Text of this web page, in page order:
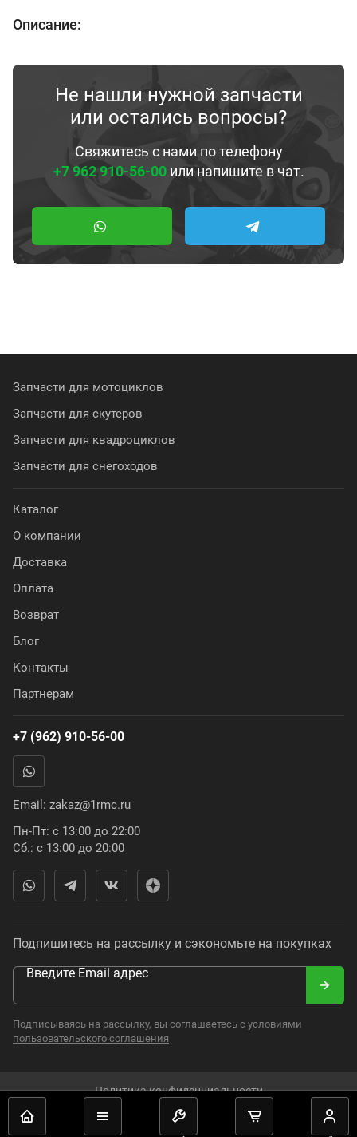
Описание:
Не нашли нужной запчасти
или остались вопросы?
Свяжитесь с нами по телефону
+7 962 910-56-00или напишите в чат.
Запчасти для мотоциклов
Запчасти для скутеров
Запчасти для квадроциклов
Запчасти для снегоходов
Каталог
О компании
Доставка
Оплата
Возврат
Блог
Контакты
Партнерам
+7 (962) 910-56-00
Email: zakaz@1rmc.ru
Пн-Пт: с 13:00 до 22:00
Сб.: с 13:00 до 20:00
Подпишитесь на рассылку и сэкономьте на покупках
Введите Email адрес
Подписываясь на рассылку, вы соглашаетесь с условиями
пользовательского соглашения
Политика конфиденциальности
2008–2024. Russian Moto Catalogue. Все права защищены.